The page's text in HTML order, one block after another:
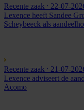
Recente zaak ⸱ 22-07-
Lexence heeft Sandee
Scheybeeck als
Recente zaak ⸱ 21-07-
Lexence adviseert de
Acomo